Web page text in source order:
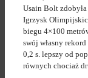
Usain Bolt
Igrzysk
biegu 4×100
swój własny
0,2 s. lepszy od
równych chociaż